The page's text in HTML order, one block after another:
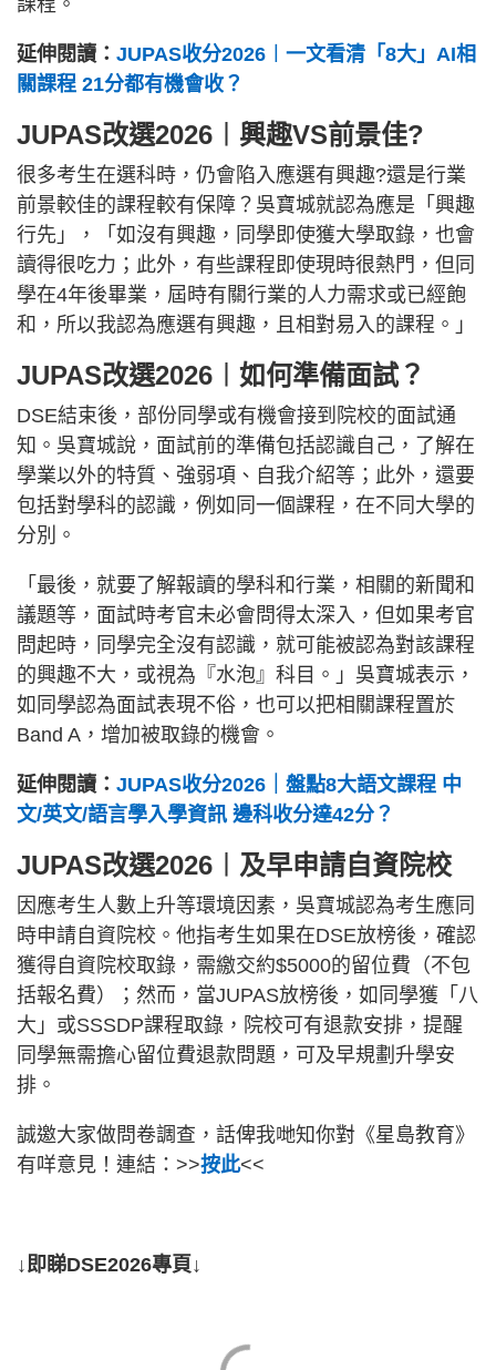
課程。
延伸閱讀： JUPAS收分2026︱一文看清「8大」AI相
關課程 21分都有機會收？
JUPAS改選2026︱興趣VS前景佳?
很多考生在選科時，仍會陷入應選有興趣?還是行業
前景較佳的課程較有保障？吳寶城就認為應是「興趣
行先」，「如沒有興趣，同學即使獲大學取錄，也會
讀得很吃力；此外，有些課程即使現時很熱門，但同
學在4年後畢業，屆時有關行業的人力需求或已經飽
和，所以我認為應選有興趣，且相對易入的課程。」
JUPAS改選2026︱如何準備面試？
DSE結束後，部份同學或有機會接到院校的面試通
知。吳寶城說，面試前的準備包括認識自己，了解在
學業以外的特質、強弱項、自我介紹等；此外，還要
包括對學科的認識，例如同一個課程，在不同大學的
分別。
「最後，就要了解報讀的學科和行業，相關的新聞和
議題等，面試時考官未必會問得太深入，但如果考官
問起時，同學完全沒有認識，就可能被認為對該課程
的興趣不大，或視為『水泡』科目。」吳寶城表示，
如同學認為面試表現不俗，也可以把相關課程置於
Band A，增加被取錄的機會。
延伸閱讀： JUPAS收分2026｜盤點8大語文課程 中
文/英文/語言學入學資訊 邊科收分達42分？
JUPAS改選2026︱及早申請自資院校
因應考生人數上升等環境因素，吳寶城認為考生應同
時申請自資院校。他指考生如果在DSE放榜後，確認
獲得自資院校取錄，需繳交約$5000的留位費（不包
括報名費）；然而，當JUPAS放榜後，如同學獲「八
大」或SSSDP課程取錄，院校可有退款安排，提醒
同學無需擔心留位費退款問題，可及早規劃升學安
排。
誠邀大家做問卷調查，話俾我哋知你對《星島教育》
有咩意見！連結：>>按此<<
↓即睇DSE2026專頁↓